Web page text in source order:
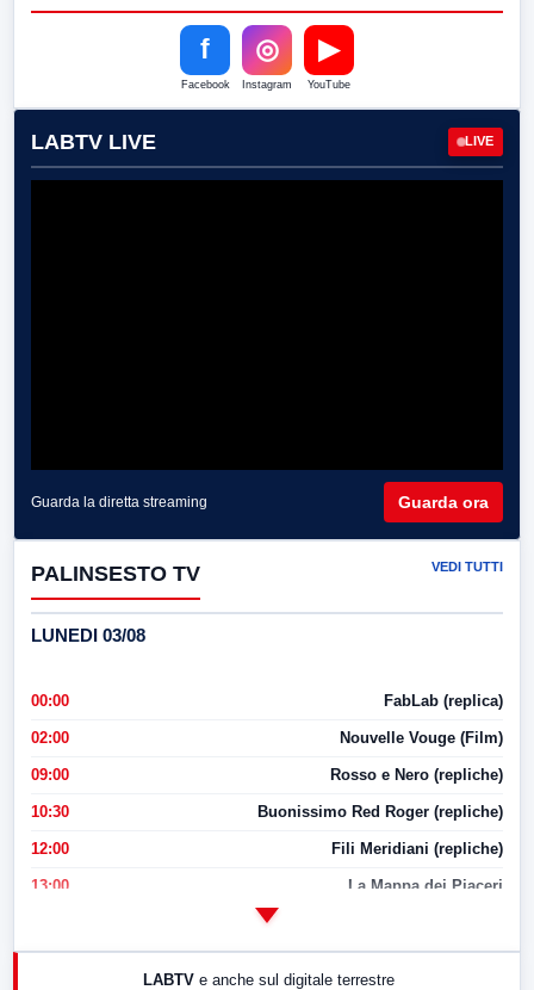
f
Facebook
◎
Instagram
▶
YouTube
LABTV LIVE LIVE
Guarda la diretta streaming Guarda ora
PALINSESTO TV VEDI TUTTI
LUNEDI 03/08
00:00 FabLab (replica)
02:00 Nouvelle Vouge (Film)
09:00 Rosso e Nero (repliche)
10:30 Buonissimo Red Roger (repliche)
12:00 Fili Meridiani (repliche)
13:00 La Mappa dei Piaceri
17:00 LabNews (replica)
LABTV e anche sul digitale terrestre